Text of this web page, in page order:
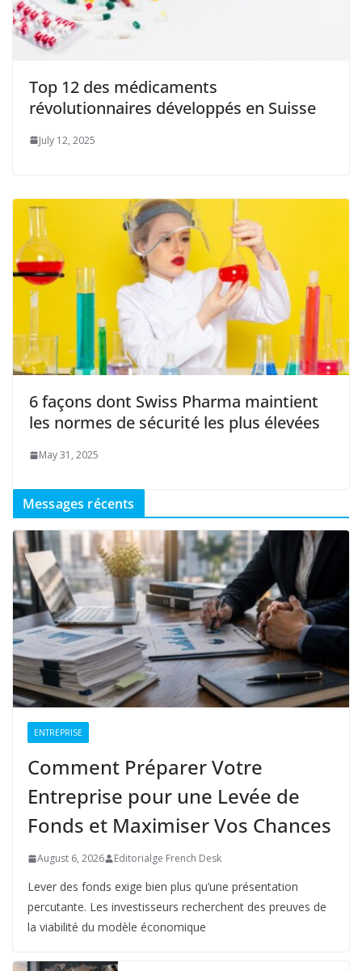
Top 12 des médicaments
révolutionnaires développés en Suisse
July 12, 2025
6 façons dont Swiss Pharma maintient
les normes de sécurité les plus élevées
May 31, 2025
Messages récents
ENTREPRISE
Comment Préparer Votre
Entreprise pour une Levée de
Fonds et Maximiser Vos Chances
August 6, 2026 Editorialge French Desk
Lever des fonds exige bien plus qu’une présentation
percutante. Les investisseurs recherchent des preuves de
la viabilité du modèle économique